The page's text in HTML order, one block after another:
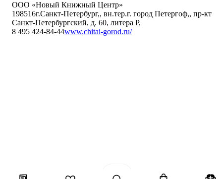
ООО «Новый Книжный Центр»
198516г.Санкт-Петербург,, вн.тер.г. город Петергоф,, пр-кт
Санкт-Петербургский, д. 60, литера Р,
8 495 424-84-44www.chitai-gorod.ru/